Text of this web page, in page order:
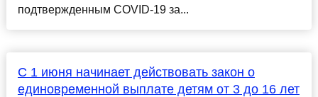
подтвержденным COVID-19 за...
С 1 июня начинает действовать закон о
единовременной выплате детям от 3 до 16 лет